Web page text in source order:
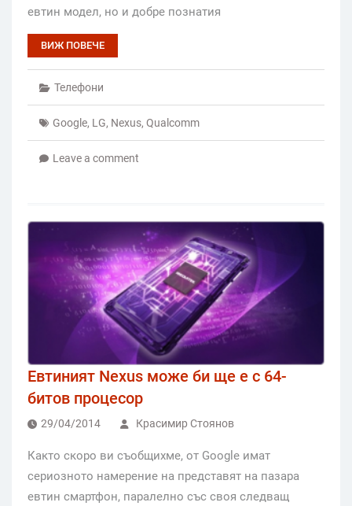
евтин модел, но и добре познатия
ВИЖ ПОВЕЧЕ
Телефони
Google, LG, Nexus, Qualcomm
Leave a comment
Евтиният Nexus може би ще е с 64-
битов процесор
29/04/2014 Красимир Стоянов
Както скоро ви съобщихме, от Google имат
сериозното намерение на представят на пазара
евтин смартфон, паралелно със своя следващ